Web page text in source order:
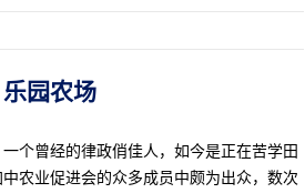
园农场
一个曾经的律政俏佳人，如今是正在苦学田
农业促进会的众多成员中颇为出众，数次